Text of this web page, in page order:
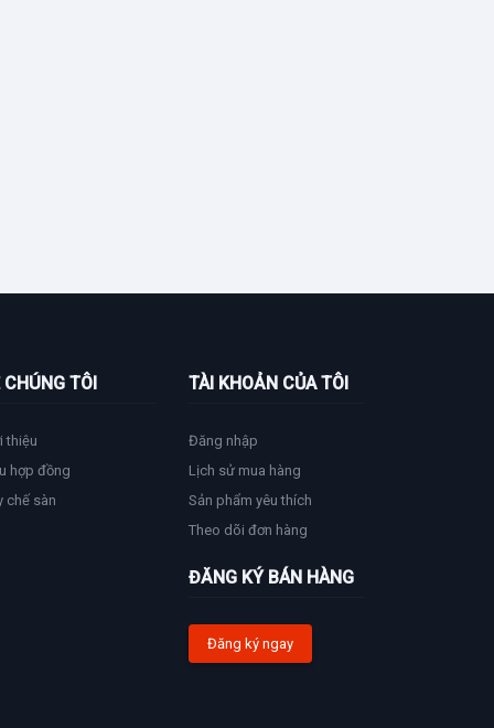
CHÚNG TÔI
thiệu
hợp đồng
chế sàn
TÀI KHOẢN CỦA TÔI
Đăng nhập
Lịch sử mua hàng
Sản phẩm yêu thích
Theo dõi đơn hàng
ĐĂNG KÝ BÁN HÀNG
Đăng ký ngay